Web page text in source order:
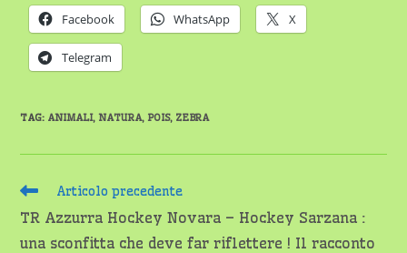
Facebook WhatsApp X
Telegram
TAG: ANIMALI, NATURA, POIS, ZEBRA
Leggi
articoli
Articolo precedente
TR Azzurra Hockey Novara – Hockey Sarzana :
una sconfitta che deve far riflettere ! Il racconto